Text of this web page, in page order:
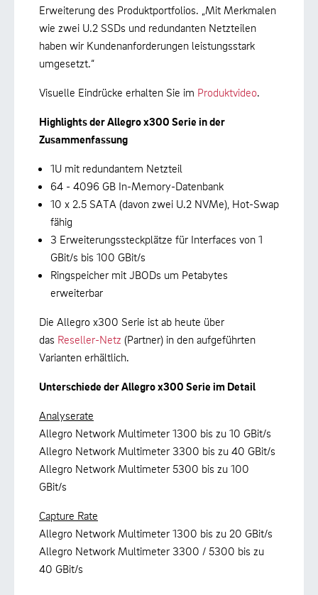
Erweiterung des Produktportfolios. „Mit Merkmalen
wie zwei U.2 SSDs und redundanten Netzteilen
haben wir Kundenanforderungen leistungsstark
umgesetzt.“
Visuelle Eindrücke erhalten Sie im Produktvideo.
Highlights der Allegro x300 Serie in der
Zusammenfassung
1U mit redundantem Netzteil
64 - 4096 GB In-Memory-Datenbank
10 x 2.5 SATA (davon zwei U.2 NVMe), Hot-Swap
fähig
3 Erweiterungssteckplätze für Interfaces von 1
GBit/s bis 100 GBit/s
Ringspeicher mit JBODs um Petabytes
erweiterbar
Die Allegro x300 Serie ist ab heute über
das Reseller-Netz (Partner) in den aufgeführten
Varianten erhältlich.
Unterschiede der Allegro x300 Serie im Detail
Analyserate
Allegro Network Multimeter 1300 bis zu 10 GBit/s
Allegro Network Multimeter 3300 bis zu 40 GBit/s
Allegro Network Multimeter 5300 bis zu 100
GBit/s
Capture Rate
Allegro Network Multimeter 1300 bis zu 20 GBit/s
Allegro Network Multimeter 3300 / 5300 bis zu
40 GBit/s